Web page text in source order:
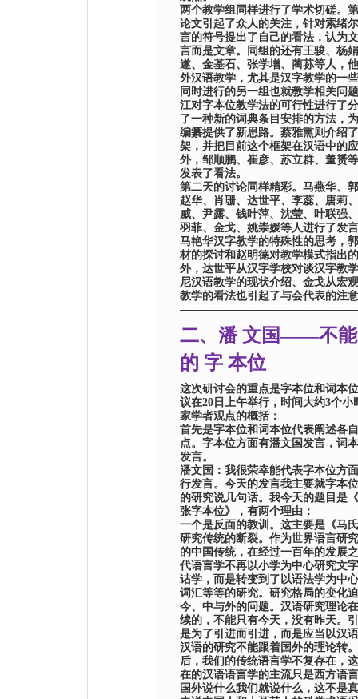
两个教学组同样进行了学术切磋。
论文引起了众人的关注，针对索绪
言的符号提出了自己的看法，认为
言而是文章。同组的还有王骏、杨
遂、金基石、张学增、蔺荪等人，
外汉语教学，尤其是汉字教学的一
同时进行的另一组也就教学相关问
江对字本位教学法的可行性进行了
了一种新的词典条目安排的方法，
编纂提供了新思路。 蔡雅熏则介绍
架，并把目前这个框架在汉语中的
外，邹顺鹏、崔彦、苏立群、董赟
发表了看法。
第二天的讨论同样精彩。马燕华、
赵华、肖珊、达世平、李蕊、唐莉
威、尹露、钱叶萍、沈莹、叶联强
羽菲、金戈、姚崇媛等人进行了发
马艳华汉字教学的特殊性的思考，
材的探讨和赵明德对教学模式指出
外，达世平从汉字学校对谈汉字教
尼汉语教学的现状介绍、金戈从宏
教学的看法也引起了与会代表的注
二、潘 文国——不能
的 字 本位
这次研讨会的重点是字本位和词本
议在20 日上午举行，时间 大约3个小
家学者观点的概括：
首先是字本位和词本位代表阐述各
点。字本位方面有潘文国发言，词
发言。
潘文国：我很荣幸能代表字本位方
行发言。今天的发言我主要就字本
的研究说几句话。我今天的题目是
张字本位》，有两个理由：
一个是反面的教训。这主要是《马
研究传统的断裂。作为世界语言研
的中国传统，在经过一百年的发展
代语言学不再以小学为中心研究文
诂学，而是转变到了以语法学为中
词汇等等的研究。研究格局的变化
今、中与外的问题。汉语研究理论
续的，不能只有今天，没有昨天。
是为了引进而引进，而是应当以汉
汉语的研究不能跟着国外的理论转
后，我们的传统语言学不复存在，
在的汉语语言学的主流只是西方语
国外说什么我们就说什么，这不是